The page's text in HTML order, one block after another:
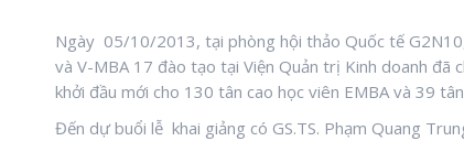
Ngày 05/10/2013, tại phòng hội thảo Quốc tế
và V-MBA 17 đào tạo tại Viện Quản trị Kinh doanh đã
khởi đầu mới cho 130 tân cao học viên EMBA và 39
Đến dự buổi lễ khai giảng có GS.TS. Phạm Quang